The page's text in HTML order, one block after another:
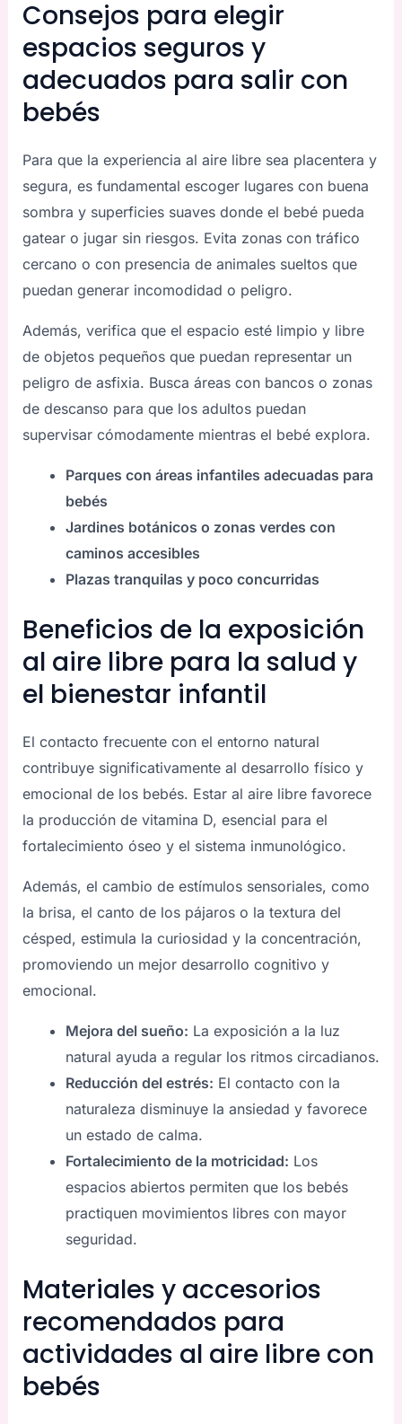
Consejos para elegir
espacios seguros y
adecuados para salir con
bebés
Para que la experiencia al aire libre sea placentera y
segura, es fundamental escoger lugares con buena
sombra y superficies suaves donde el bebé pueda
gatear o jugar sin riesgos. Evita zonas con tráfico
cercano o con presencia de animales sueltos que
puedan generar incomodidad o peligro.
Además, verifica que el espacio esté limpio y libre
de objetos pequeños que puedan representar un
peligro de asfixia. Busca áreas con bancos o zonas
de descanso para que los adultos puedan
supervisar cómodamente mientras el bebé explora.
Parques con áreas infantiles adecuadas para
bebés
Jardines botánicos o zonas verdes con
caminos accesibles
Plazas tranquilas y poco concurridas
Beneficios de la exposición
al aire libre para la salud y
el bienestar infantil
El contacto frecuente con el entorno natural
contribuye significativamente al desarrollo físico y
emocional de los bebés. Estar al aire libre favorece
la producción de vitamina D, esencial para el
fortalecimiento óseo y el sistema inmunológico.
Además, el cambio de estímulos sensoriales, como
la brisa, el canto de los pájaros o la textura del
césped, estimula la curiosidad y la concentración,
promoviendo un mejor desarrollo cognitivo y
emocional.
Mejora del sueño: La exposición a la luz
natural ayuda a regular los ritmos circadianos.
Reducción del estrés: El contacto con la
naturaleza disminuye la ansiedad y favorece
un estado de calma.
Fortalecimiento de la motricidad: Los
espacios abiertos permiten que los bebés
practiquen movimientos libres con mayor
seguridad.
Materiales y accesorios
recomendados para
actividades al aire libre con
bebés